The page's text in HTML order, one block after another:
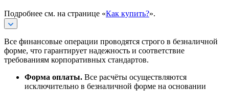
Подробнее см. на странице «Как купить?».
Все финансовые операции проводятся строго в безналичной
форме, что гарантирует надежность и соответствие
требованиям корпоративных стандартов.
Форма оплаты. Все расчёты осуществляются
исключительно в безналичной форме на основании